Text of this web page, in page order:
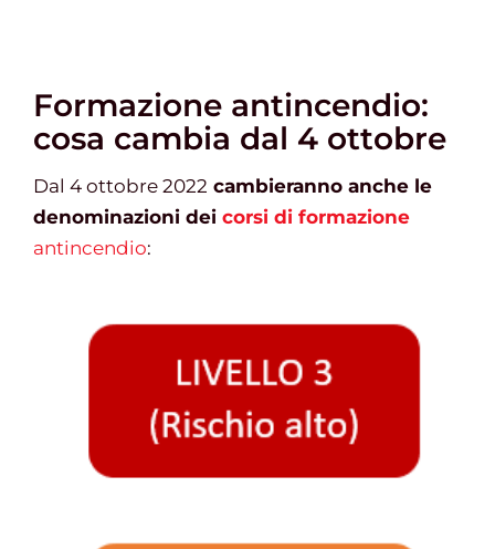
Formazione antincendio:
cosa cambia dal 4 ottobre
Dal 4 ottobre 2022 cambieranno anche le
denominazioni dei corsi di formazione
antincendio: